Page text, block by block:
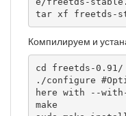
tar xf freetds-
Компилируем и
cd freetds-0.91/
./configure
here with --with-
make